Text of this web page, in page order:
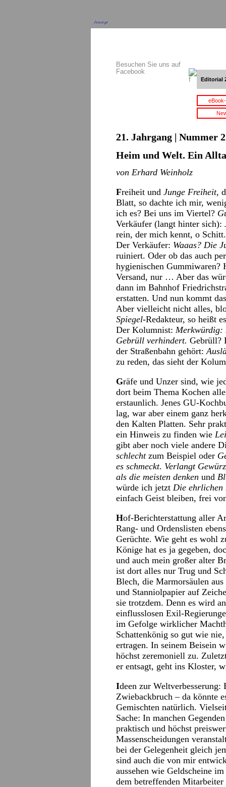
Anzeige
Besuchen Sie uns auf
Facebook
Editorial
21. Jahrgang | Nummer
Heim und Welt. Ein
von Erhard Weinholz
Freiheit und Junge Freiheit,
Blatt, so dachte ich mir,
ich es? Bei uns im Viertel?
Verkäufer (langt hinter sich):
rein, der mich kennt, o
Der Verkäufer: Waaas? Die
ruiniert. Oder ob das auch
hygienischen Gummiwaren?
Versand, nur … Aber das
dann im Bahnhof
erstatten. Und nun kommt
Aber vielleicht nicht alles,
Spiegel-Redakteur, so heißt
Der Kolumnist: Merkwürdig:
Gebrüll verhindert. Gebrüll?
der Straßenbahn gehört:
zu reden, das sieht der
Gräfe und Unzer sind, wie
dort beim Thema Kochen
erstaunlich. Jenes GU-
lag, war aber einem ganz
den Kalten Platten. Sehr
ein Hinweis zu finden wie
gibt aber noch viele andere
schlechtzum Beispiel oder
es schmeckt. Verlangt
als die meisten denken und
würde ich jetzt Die ehrlichen
einfach Geist bleiben, frei
Hof-Berichterstattung aller
Rang- und Ordenslisten
Gerüchte. Wie geht es wohl
Könige hat es ja gegeben,
und auch mein großer alter
ist dort alles nur Trug und
Blech, die Marmorsäulen
und Stanniolpapier auf
sie trotzdem. Denn es wird
einflusslosen Exil-
im Gefolge wirklicher
Schattenkönig so gut wie
ertragen. In seinem Beisein
höchst zeremoniell zu.
er entsagt, geht ins Kloster,
Ideen zur
Zwiebackbruch – da könnte
Gemischten natürlich.
Sache: In manchen
praktisch und höchst
Massenscheidungen
bei der Gelegenheit gleich
sind auch die von mir
aussehen wie Geldscheine
dem betreffenden